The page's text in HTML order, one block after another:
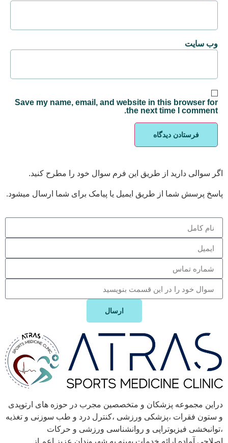
وب‌ سایت
Save my name, email, and website in this browser for
the next time I comment.
سوالی دارید از طریق این فرم سوال خود را مطرح کنید.
پرسش شما از طریق ایمیل یا پیامک برای شما ارسال میشود.
ارسال
مجموعه پزشکان و متخصصین مجرب در حوزه های ارتوپدی
ستون فقرات ،پزشکی ورزشی ،کنترل درد و طب سوزنی و تغذیه
فیزیوتراپی و روانشناسی ورزشی و حرکات
آماده ارائه خدمات بهینه به شهروندان عزیز اعم از